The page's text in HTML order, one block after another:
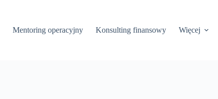
Mentoring operacyjny Konsulting finansowy Więcej